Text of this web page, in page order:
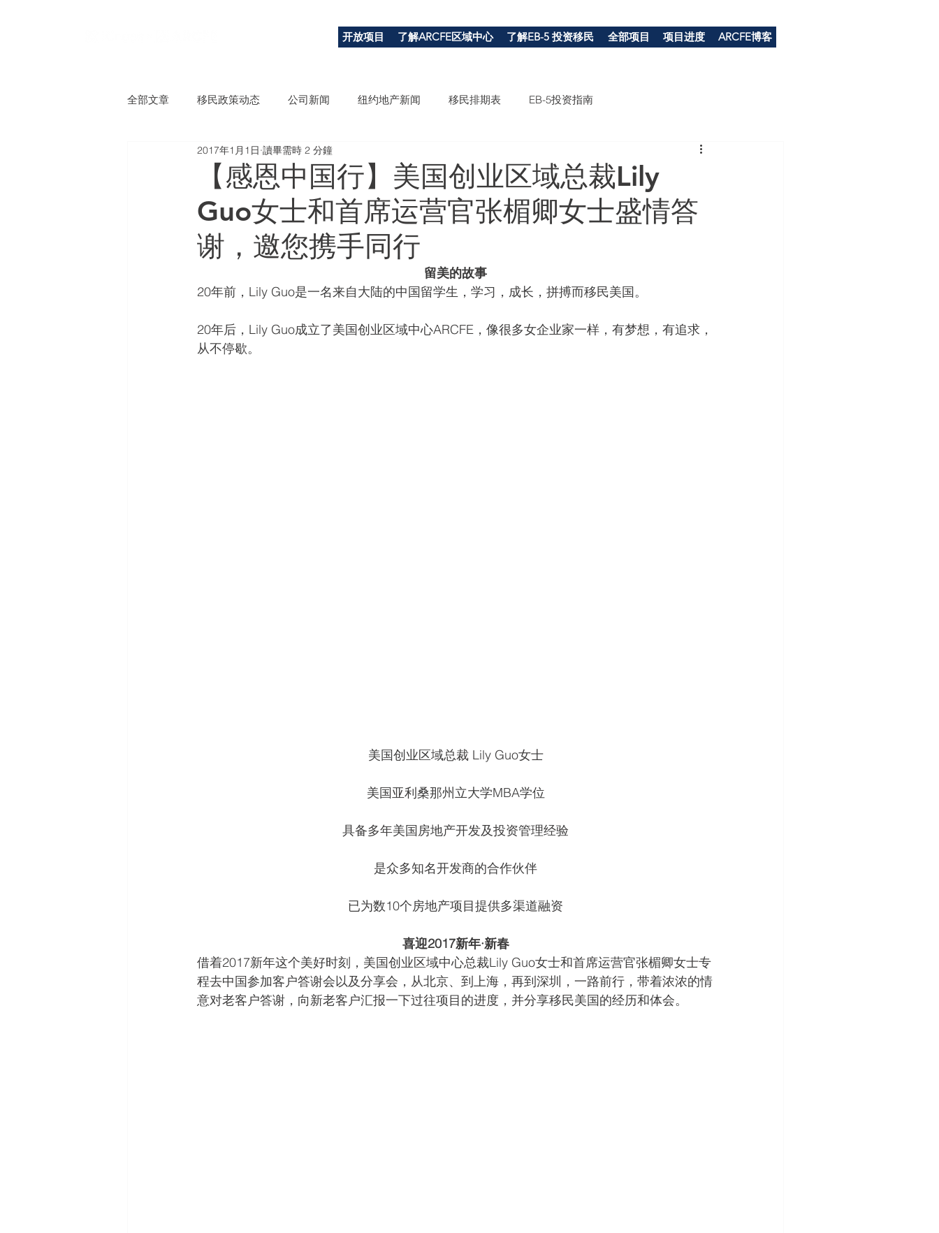
开放项目 了解ARCFE区域中心 了解EB-5 投资移民 全部项目 项目进度 ARCFE博客
全部文章 移民政策动态 公司新闻 纽约地产新闻 移民排期表 EB-5投资指南
【感恩中国行】美国创业区域总裁Lily
Guo女士和首席运营官张楣卿女士盛情答
谢，邀您携手同行
2017年1月1日 讀畢需時 2 分鐘
留美的故事
20年前，Lily Guo是一名来自大陆的中国留学生，学习，成长，拼搏而移民美国。
20年后，Lily Guo成立了美国创业区域中心ARCFE，像很多女企业家一样，有梦想，有追求，
从不停歇。
美国创业区域总裁 Lily Guo女士
美国亚利桑那州立大学MBA学位
具备多年美国房地产开发及投资管理经验
是众多知名开发商的合作伙伴
已为数10个房地产项目提供多渠道融资
喜迎2017新年·新春
借着2017新年这个美好时刻，美国创业区域中心总裁Lily Guo女士和首席运营官张楣卿女士专
程去中国参加客户答谢会以及分享会，从北京、到上海，再到深圳，一路前行，带着浓浓的情
意对老客户答谢，向新老客户汇报一下过往项目的进度，并分享移民美国的经历和体会。